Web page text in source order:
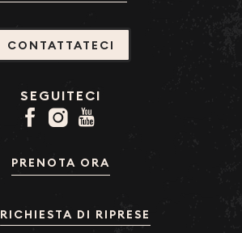
CONTATTATECI
SEGUITECI
PRENOTA ORA
RICHIESTA DI RIPRESE